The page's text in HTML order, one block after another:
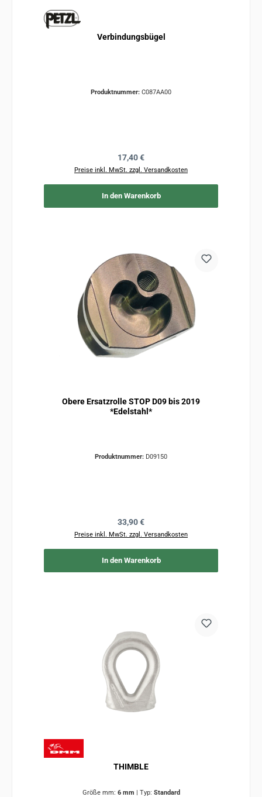
Verbindungsbügel
Produktnummer: C087AA00
Regulärer Preis:
17,40 €
Preise inkl. MwSt. zzgl. Versandkosten
In den Warenkorb
Obere Ersatzrolle STOP D09 bis 2019
*Edelstahl*
Produktnummer: D09150
Regulärer Preis:
33,90 €
Preise inkl. MwSt. zzgl. Versandkosten
In den Warenkorb
THIMBLE
Größe mm: 6 mm | Typ: Standard